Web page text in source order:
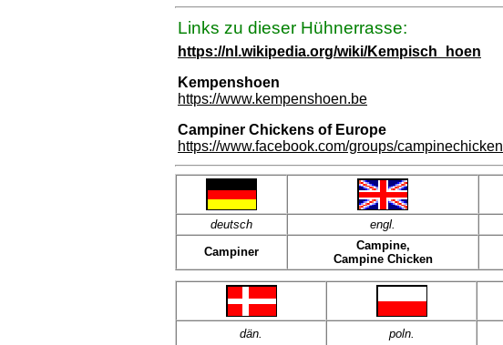
Links zu dieser Hühnerrasse:
https://nl.wikipedia.org/wiki/Kempisch_hoen
Kempenshoen
https://www.kempenshoen.be
Campiner Chickens of Europe
https://www.facebook.com/groups/campinechicken
deutsch engl.
Campiner
Campine,
Campine Chicken
dän. poln.